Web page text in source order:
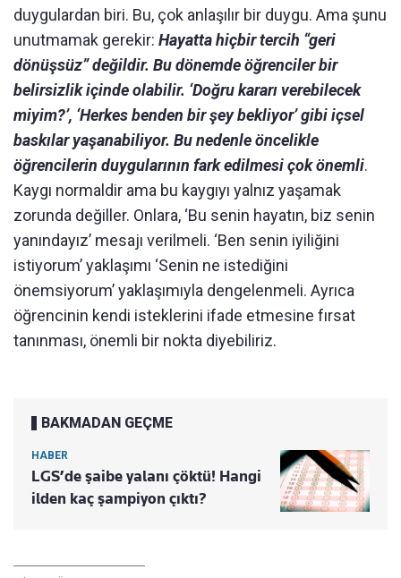
duygulardan biri. Bu, çok anlaşılır bir duygu. Ama şunu
unutmamak gerekir: Hayatta hiçbir tercih “geri
dönüşsüz” değildir. Bu dönemde öğrenciler bir
belirsizlik içinde olabilir. ‘Doğru kararı verebilecek
miyim?’, ‘Herkes benden bir şey bekliyor’ gibi içsel
baskılar yaşanabiliyor. Bu nedenle öncelikle
öğrencilerin duygularının fark edilmesi çok önemli.
Kaygı normaldir ama bu kaygıyı yalnız yaşamak
zorunda değiller. Onlara, ‘Bu senin hayatın, biz senin
yanındayız’ mesajı verilmeli. ‘Ben senin iyiliğini
istiyorum’ yaklaşımı ‘Senin ne istediğini
önemsiyorum’ yaklaşımıyla dengelenmeli. Ayrıca
öğrencinin kendi isteklerini ifade etmesine fırsat
tanınması, önemli bir nokta diyebiliriz.
BAKMADAN GEÇME
HABER
LGS’de şaibe yalanı çöktü! Hangi
ilden kaç şampiyon çıktı?